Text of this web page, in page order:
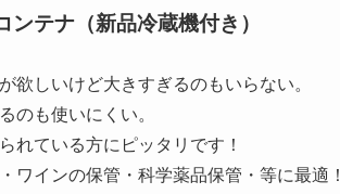
テナ（新品冷蔵機付き）
欲しいけど大きすぎるのもいらない。
のも使いにくい。
れている方にピッタリです！
ワインの保管・科学薬品保管・等に最適！